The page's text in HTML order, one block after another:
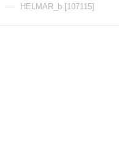
— HELMAR_b [107115]